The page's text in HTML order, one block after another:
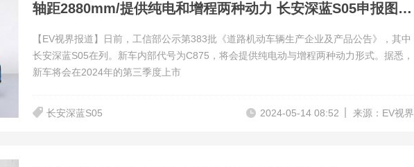
轴距2880mm/提供纯电和增程两种动力 长安深蓝S05申报图曝光
【EV视界报道】日前，工信部公示第383批《道路机动车辆生产企业及产品公告》，其中
长安深蓝S05在列。新车内部代号为C875，将会提供纯电动与增程两种动力形式。据悉，
新车将会在2024年的第三季度上市
长安深蓝S05 来源：EV视界
2024-05-14 08:52